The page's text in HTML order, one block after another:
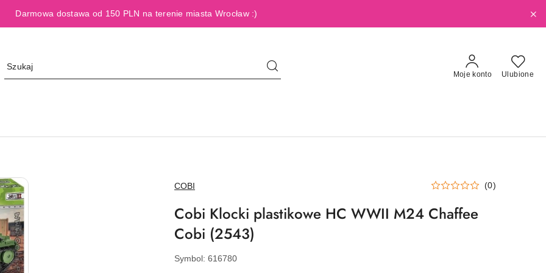
Darmowa dostawa od 150 PLN na terenie miasta Wrocław :)
Moje konto Ulubione
NAZWA
PRODUCENTA:
COBI (0)
Cobi Klocki plastikowe HC WWII M24 Chaffee
Cobi (2543)
Symbol: 616780